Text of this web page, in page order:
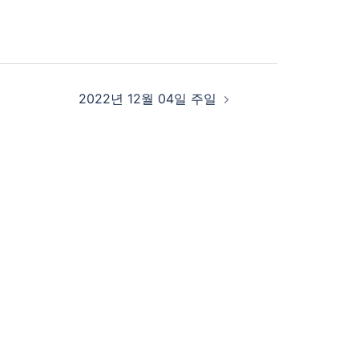
2022년 12월 04일 주일